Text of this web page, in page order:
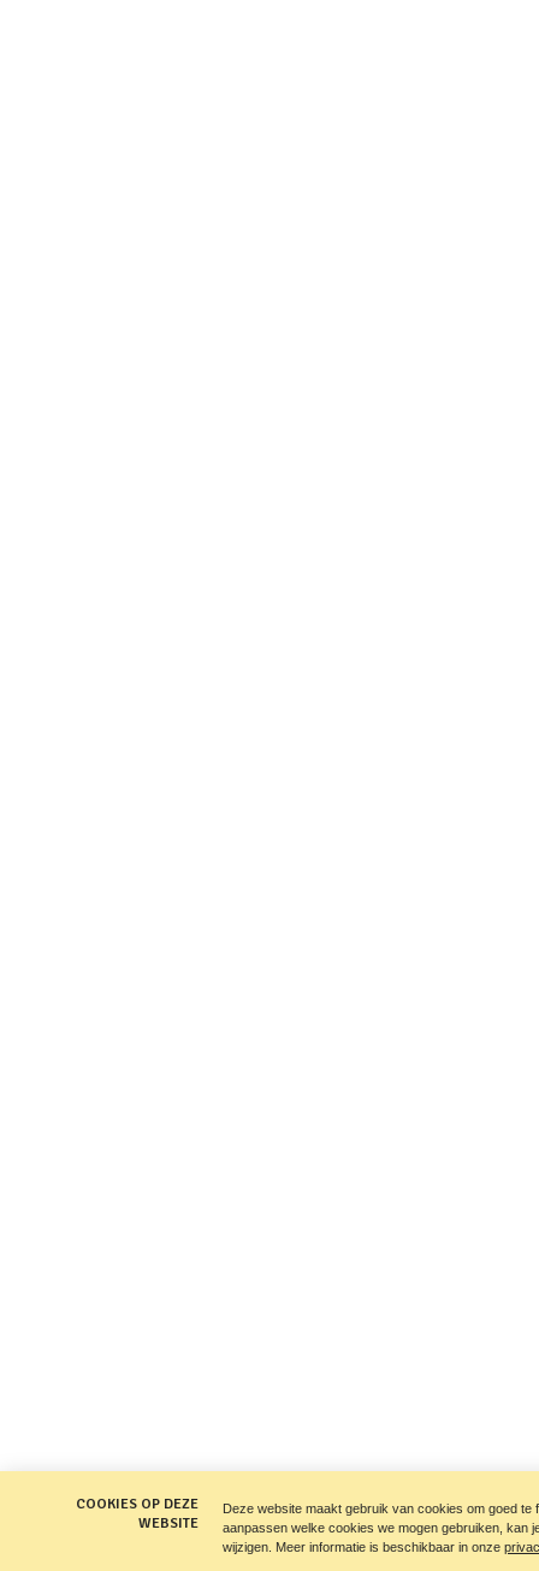
COOKIES OP DEZE
WEBSITE
Deze website maakt gebruik van cookies om goed te
aanpassen welke cookies we mogen gebruiken, kan
wijzigen. Meer informatie is beschikbaar in onze